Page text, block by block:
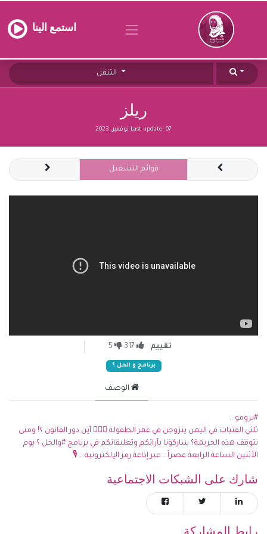
استمع الينا
ريلز
Last update: 07 نوفمبر, 2023
قوائم التشغيل
تقييم 317
5
برنامج و الحل ؟
الوصف
#برومو ..
ثلثي الفتيات في اليمن يتزوجن في عمر الطفولة 👰🏻‍♀ أين دور القانون ؟! ومتى
تتوقف هذه الجريمة؟ شاركونا بآرائكم وتعليقاتكم في برنامج #والحل ؟ يوم
الأثنين الساعة الرابعة عصراً .. عبر إذاعة رمز الإلكترونية .. 🎙️
شارك على الشبكات الاجتماعية